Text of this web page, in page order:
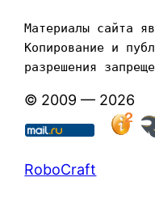
Материалы сайта
Копирование и
разрешения
© 2009 — 2026
RoboCraft